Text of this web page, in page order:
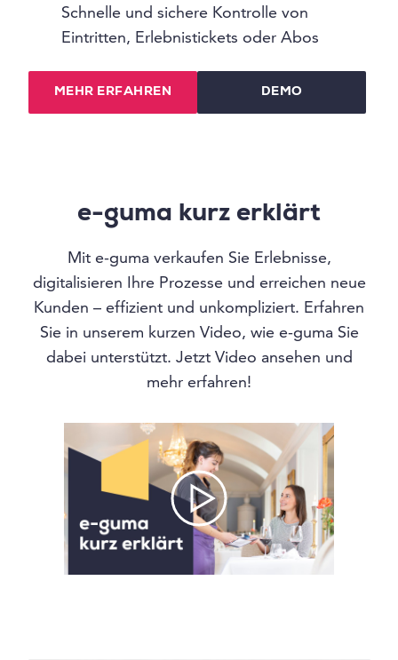
Schnelle und sichere Kontrolle von
Eintritten, Erlebnistickets oder Abos
MEHR ERFAHREN DEMO
e-guma kurz erklärt
Mit e-guma verkaufen Sie Erlebnisse,
digitalisieren Ihre Prozesse und erreichen neue
Kunden – effizient und unkompliziert. Erfahren
Sie in unserem kurzen Video, wie e-guma Sie
dabei unterstützt. Jetzt Video ansehen und
mehr erfahren!